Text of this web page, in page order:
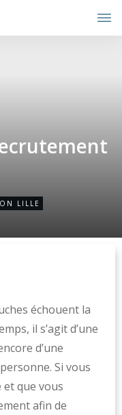
LILLE
échouent la
il s’agit d’une
d’une
Si vous
et que vous
afin de